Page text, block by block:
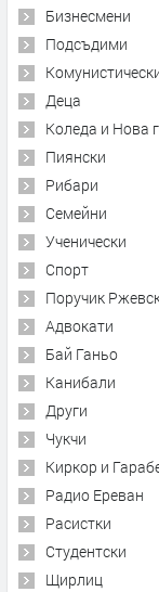
Бизнесмени
Подсъдими
Деца
Коледа и Нова
Пиянски
Рибари
Семейни
Ученически
Спорт
Поручик
Адвокати
Бай Ганьо
Канибали
Други
Чукчи
Киркор и
Радио Ереван
Расистки
Студентски
Щирлиц